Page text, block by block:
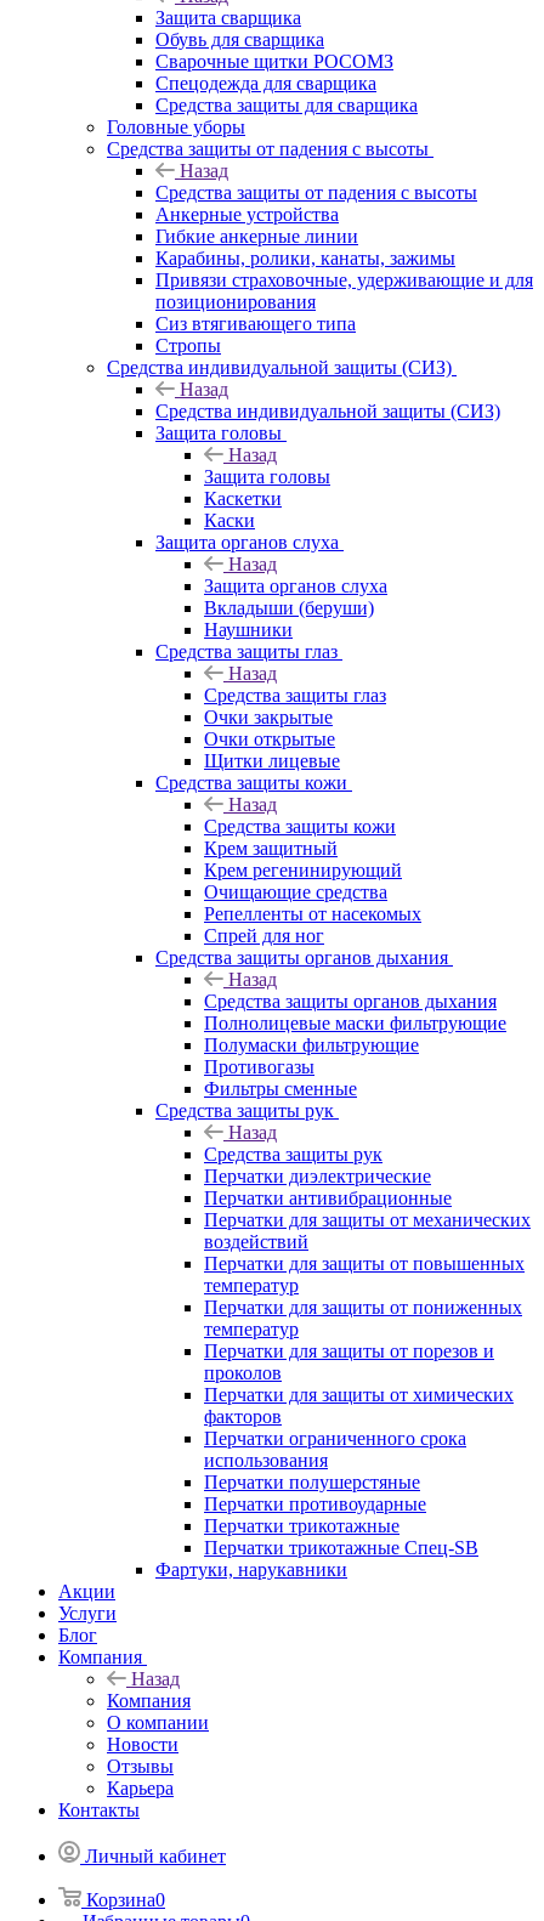
Защита сварщика
Обувь для сварщика
Сварочные щитки РОСОМЗ
Спецодежда для сварщика
Средства защиты для сварщика
Головные уборы
Средства защиты от падения с высоты
Назад
Средства защиты от падения с высоты
Анкерные устройства
Гибкие анкерные линии
Карабины, ролики, канаты, зажимы
Привязи страховочные, удерживающие и для
позиционирования
Сиз втягивающего типа
Стропы
Средства индивидуальной защиты (СИЗ)
Назад
Средства индивидуальной защиты (СИЗ)
Защита головы
Назад
Защита головы
Каскетки
Каски
Защита органов слуха
Назад
Защита органов слуха
Вкладыши (беруши)
Наушники
Средства защиты глаз
Назад
Средства защиты глаз
Очки закрытые
Очки открытые
Щитки лицевые
Средства защиты кожи
Назад
Средства защиты кожи
Крем защитный
Крем регенинирующий
Очищающие средства
Репелленты от насекомых
Спрей для ног
Средства защиты органов дыхания
Назад
Средства защиты органов дыхания
Полнолицевые маски фильтрующие
Полумаски фильтрующие
Противогазы
Фильтры сменные
Средства защиты рук
Назад
Средства защиты рук
Перчатки диэлектрические
Перчатки антивибрационные
Перчатки для защиты от механических
воздействий
Перчатки для защиты от повышенных
температур
Перчатки для защиты от пониженных
температур
Перчатки для защиты от порезов и
проколов
Перчатки для защиты от химических
факторов
Перчатки ограниченного срока
использования
Перчатки полушерстяные
Перчатки противоударные
Перчатки трикотажные
Перчатки трикотажные Спец-SB
Фартуки, нарукавники
Акции
Услуги
Блог
Компания
Назад
Компания
О компании
Новости
Отзывы
Карьера
Контакты
Личный кабинет
Корзина0